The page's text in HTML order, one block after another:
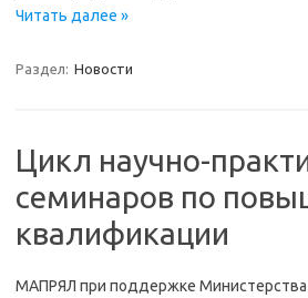
Читать далее »
Раздел: Новости
Цикл научно-
семинаров по
квалификации
МАПРЯЛ при поддержке Министерства